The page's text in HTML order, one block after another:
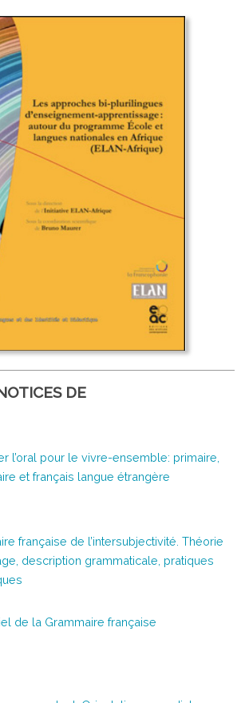
DE
l’oral pour le vivre-ensemble: primaire,
et français langue étrangère
française de l’intersubjectivité. Théorie
description grammaticale, pratiques
de la Grammaire française